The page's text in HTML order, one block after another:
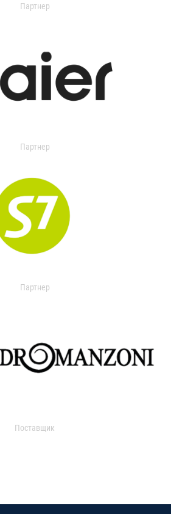
Партнер
Партнер
Партнер
Поставщик